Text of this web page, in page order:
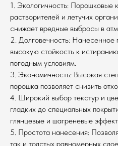
1. Экологичность: Порошковые
растворителей и летучих
снижает вредные выбросы в
2. Долговечность: Нанесенное
высокую стойкость к
погодным условиям.
3. Экономичность: Высокая
порошка позволяет снизить
4. Широкий выбор текстур и
гладких до специальных
глянцевые и шагреневые
5. Простота нанесения:
так и толстых равномерных